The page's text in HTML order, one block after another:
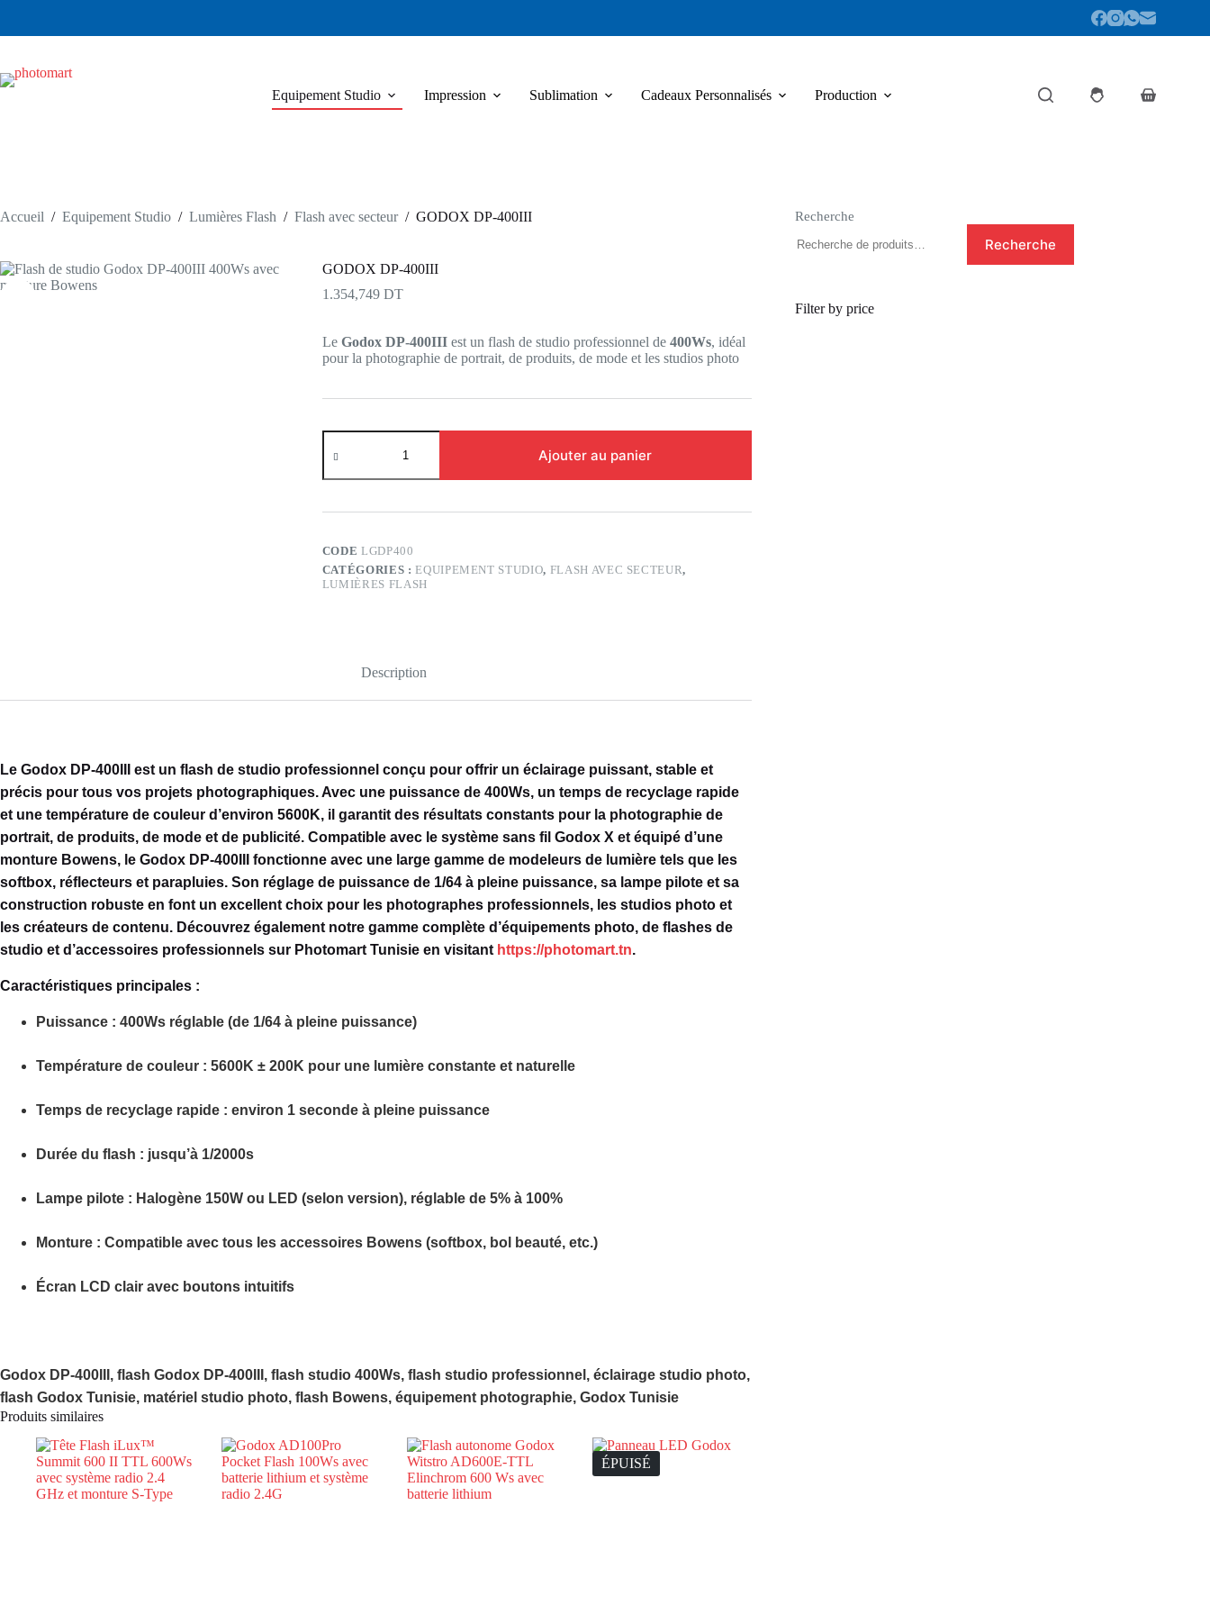
contenu
Equipement Studio Impression Sublimation Cadeaux Personnalisés Production
Panier
Accueil / Equipement Studio / Lumières Flash / Flash avec secteur / GODOX DP-400III
GODOX DP-400III
1.354,749 DT
Le Godox DP-400IIIest un flash de studio professionnel de 400Ws, idéal
pour la photographie de portrait, de produits, de mode et les studios photo
quantité
de
DP-
Ajouter au panier
CODELGDP400
CATÉGORIES :EQUIPEMENT STUDIO, FLASH AVEC SECTEUR,
LUMIÈRES FLASH
Description
Le Godox DP-400III est un flash de studio professionnel conçu pour offrir un éclairage puissant, stable et
précis pour tous vos projets photographiques. Avec une puissance de 400Ws, un temps de recyclage rapide
et une température de couleur d’environ 5600K, il garantit des résultats constants pour la photographie de
portrait, de produits, de mode et de publicité. Compatible avec le système sans fil Godox X et équipé d’une
monture Bowens, le Godox DP-400III fonctionne avec une large gamme de modeleurs de lumière tels que les
softbox, réflecteurs et parapluies. Son réglage de puissance de 1/64 à pleine puissance, sa lampe pilote et sa
construction robuste en font un excellent choix pour les photographes professionnels, les studios photo et
les créateurs de contenu. Découvrez également notre gamme complète d’équipements photo, de flashes de
studio et d’accessoires professionnels sur Photomart Tunisie en visitant https://photomart.tn.
Caractéristiques principales :
Puissance : 400Ws réglable (de 1/64 à pleine puissance)
Température de couleur : 5600K ± 200K pour une lumière constante et naturelle
Temps de recyclage rapide : environ 1 seconde à pleine puissance
Durée du flash : jusqu’à 1/2000s
Lampe pilote : Halogène 150W ou LED (selon version), réglable de 5% à 100%
Monture : Compatible avec tous les accessoires Bowens (softbox, bol beauté, etc.)
Écran LCD clair avec boutons intuitifs
Godox DP-400III, flash Godox DP-400III, flash studio 400Ws, flash studio professionnel, éclairage studio photo,
flash Godox Tunisie, matériel studio photo, flash Bowens, équipement photographie, Godox Tunisie
Produits similaires
ÉPUISÉ
Recherche
Recherche
Filter by price